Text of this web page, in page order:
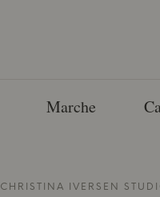
Marche
CHRISTINA IVERSEN